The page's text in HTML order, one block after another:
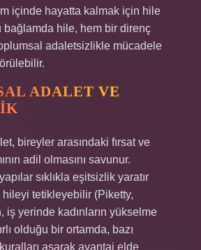
içinde hayatta kalmak için hile
bağlamda hile, hem bir direnç
adaletsizlikle mücadele
ADALET VE
bireyler arasındaki fırsat ve
adil olmasını savunur.
sıklıkla eşitsizlik yaratır
tetikleyebilir (Piketty,
iş yerinde kadınların yükselme
olduğu bir ortamda, bazı
aşarak avantaj elde